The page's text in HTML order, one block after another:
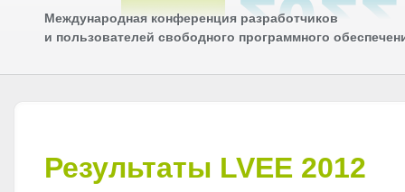
Международная конференция разработчиков
и пользователей свободного программного
Результаты LVEE 2012